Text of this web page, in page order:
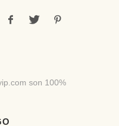
son 100%